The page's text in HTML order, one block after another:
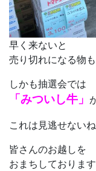
早く来ないと
売り切れになる物
しかも抽選会では
「みついし牛」
これは見逃せないね
皆さんのお越しを
おまちしております